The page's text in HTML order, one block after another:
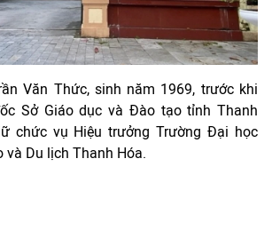
Văn Thức, sinh năm 1969, trước khi
Sở Giáo dục và Đào tạo tỉnh Thanh
chức vụ Hiệu trưởng Trường Đại học
và Du lịch Thanh Hóa.